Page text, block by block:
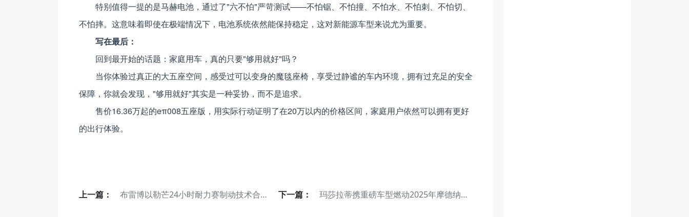
特别值得一提的是马赫电池，通过了"六不怕"严苛测试——不怕锯、不怕撞、不怕水、不怕刺、不怕切、
不怕摔。这意味着即使在极端情况下，电池系统依然能保持稳定，这对新能源车型来说尤为重要。
写在最后：
回到最开始的话题：家庭用车，真的只要"够用就好"吗？
当你体验过真正的大五座空间，感受过可以变身的魔毯座椅，享受过静谧的车内环境，拥有过充足的安全
保障，你就会发现，"够用就好"其实是一种妥协，而不是追求。
售价16.36万起的eπ008五座版，用实际行动证明了在20万以内的价格区间，家庭用户依然可以拥有更好
的出行体验。
上一篇：
布雷博以勒芒24小时耐力赛制动技术合作
下一篇：
玛莎拉蒂携重磅车型燃动2025年摩德纳汽